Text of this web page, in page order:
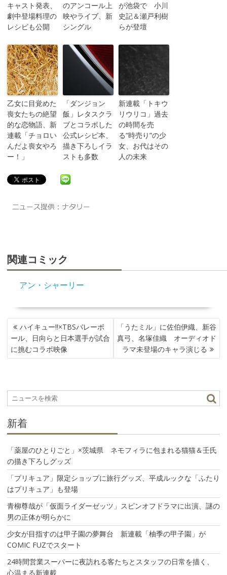
キャスト発表、
劇中登場料理の
レシピも公開
のアンコール上
映やライブ、新
シングル
が池袋で 小川
史記＆瀬戸利樹
らが登壇
乙女に目覚めた
喪女たちの絶望
的な恋物語、新
連載「チョロい
んだよ喪女やろ
ー！」
「ダンジョン
飯」レタスクラ
ブとコラボした
公式レシピ本、
描き下ろしイラ
ストも多数
新連載「トキウ
リウリコ」過去
の時間を売
る“時売り”の少
女、お代はその
人の未来
関連コミック
アン・シャーリー
投
稿
ナ
ビ
シ
ョ
ハイキュー!!×TBSバレーボ
ール、日向らと日本選手が試合
に挑むコラボ映像
「うたミル」に佐伯伊織、新谷
真弓、名塚佳織 オーディオド
ラマ未登場のキャラ演じる
新着
「薬屋のひとりごと」×茨城県 ネモフィラに包まれる猫猫＆壬氏
の描き下ろしグッズ
「プリキュア」限定ショップに旅行グッズ、平成ルックな「ふたり
はプリキュア」も登場
青柳尊哉が「仮面ライダーゼッツ」スピンオフドラマに出演、謎の
男の正体が明らかに
少女が目指すのは甲子園の夢舞台 新連載「柚季の甲子園」が
COMIC FUZでスタート
24時間営業スーパーに夜訪れる客たちとスタッフの日常を描く、
心温まる新連載